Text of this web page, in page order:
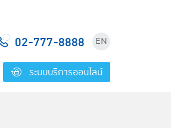
02-777-8888 EN
ระบบบริการออนไลน์